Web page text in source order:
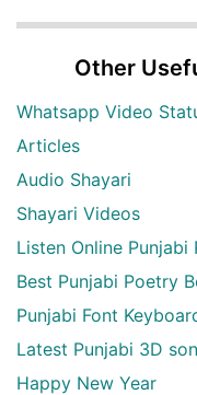
Other
Whatsapp Video
Articles
Audio Shayari
Shayari Videos
Listen Online Punjabi
Best Punjabi Poetry
Punjabi Font
Latest Punjabi 3D
Happy New Year